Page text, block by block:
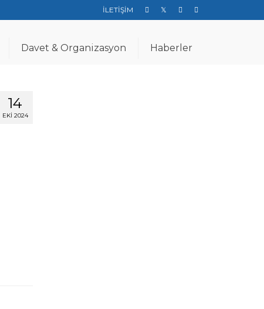
İLETİŞİM
Davet & Organizasyon Haberler
14
EKI 2024